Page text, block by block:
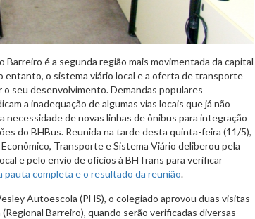
Barreiro é a segunda região mais movimentada da capital
entanto, o sistema viário local e a oferta de transporte
o seu desenvolvimento. Demandas populares
a inadequação de algumas vias locais que já não
necessidade de novas linhas de ônibus para integração
do BHBus. Reunida na tarde desta quinta-feira (11/5),
Transporte e Sistema Viário deliberou pela
e pelo envio de ofícios à BHTrans para verificar
pauta completa e o resultado da reunião.
Autoescola (PHS), o colegiado aprovou duas visitas
Barreiro), quando serão verificadas diversas